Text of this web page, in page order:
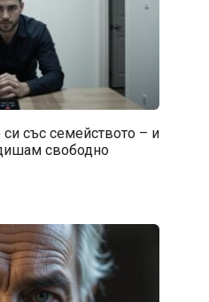
със семейството – и
свободно